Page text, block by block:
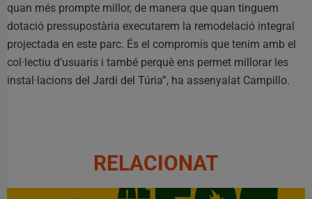
quan més prompte millor, de manera que quan tinguem
dotació pressupostària executarem la remodelació integral
projectada en este parc. És el compromís que tenim amb el
col·lectiu d’usuaris i també perquè ens permet millorar les
instal·lacions del Jardí del Túria”, ha assenyalat Campillo.
RELACIONAT